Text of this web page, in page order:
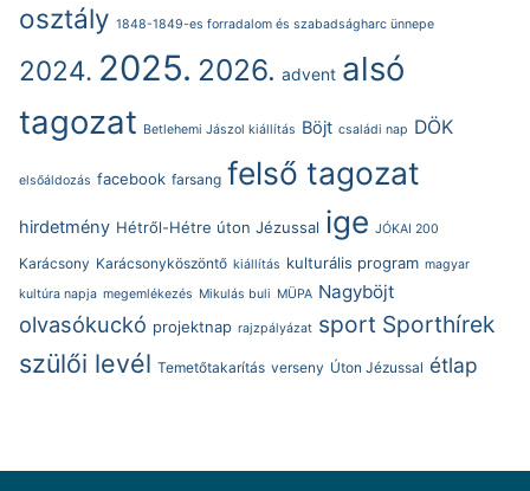
osztály 1848-1849-es forradalom és szabadságharc ünnepe
2024. 2025. 2026. advent alsó
tagozat Betlehemi Jászol kiállítás Böjt családi nap DÖK
elsőáldozás facebook farsang felső tagozat
hirdetmény Hétről-Hétre úton Jézussal ige JÓKAI 200
Karácsony Karácsonyköszöntő kiállítás kulturális program magyar
kultúra napja megemlékezés Mikulás buli MÜPA Nagyböjt
olvasókuckó projektnap rajzpályázat sport Sporthírek
szülői levél Temetőtakarítás verseny Úton Jézussal étlap